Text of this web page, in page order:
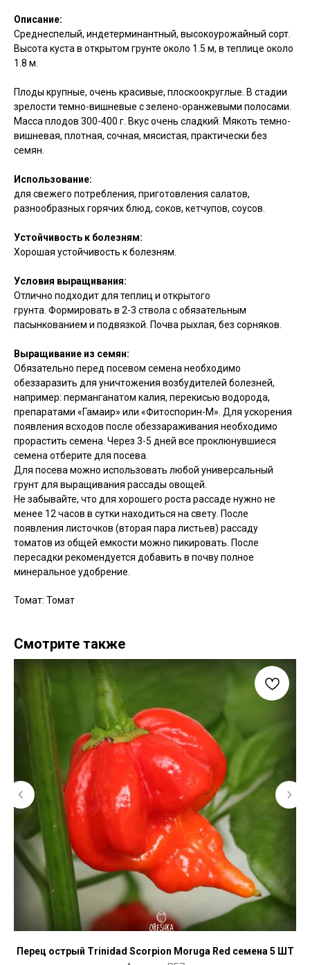
Описание:
Среднеспелый, индетерминантный, высокоурожайный сорт.
Высота куста в открытом грунте около 1.5 м, в теплице около
1.8 м.
Плоды крупные, очень красивые, плоскоокруглые. В стадии
зрелости темно-вишневые с зелено-оранжевыми полосами.
Масса плодов 300-400 г. Вкус очень сладкий. Мякоть темно-
вишневая, плотная, сочная, мясистая, практически без
семян.
Использование:
для свежего потребления, приготовления салатов,
разнообразных горячих блюд, соков, кетчупов, соусов.
Устойчивость к болезням:
Хорошая устойчивость к болезням.
Условия выращивания:
Отлично подходит для теплиц и открытого
грунта. Формировать в 2-3 ствола с обязательным
пасынкованием и подвязкой. Почва рыхлая, без сорняков.
Выращивание из семян:
Обязательно перед посевом семена необходимо
обеззаразить для уничтожения возбудителей болезней,
например: перманганатом калия, перекисью водорода,
препаратами «Гамаир» или «Фитоспорин-М». Для ускорения
появления всходов после обеззараживания необходимо
прорастить семена. Через 3-5 дней все проклюнувшиеся
семена отберите для посева.
Для посева можно использовать любой универсальный
грунт для выращивания рассады овощей.
Не забывайте, что для хорошего роста рассаде нужно не
менее 12 часов в сутки находиться на свету. После
появления листочков (вторая пара листьев) рассаду
томатов из общей емкости можно пикировать. После
пересадки рекомендуется добавить в почву полное
минеральное удобрение.
Томат: Томат
Смотрите также
Перец острый Trinidad Scorpion Moruga Red семена 5 ШТ